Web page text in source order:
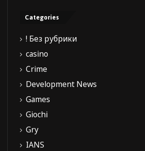
Categories
! Без рубрики
casino
Crime
Development News
Games
Giochi
Gry
IANS